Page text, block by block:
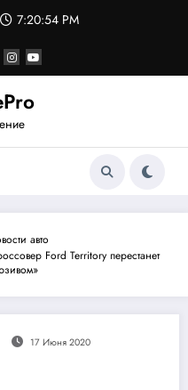
7:20:54 PM
авто
Ford Territory перестанет
17 Июня 2020